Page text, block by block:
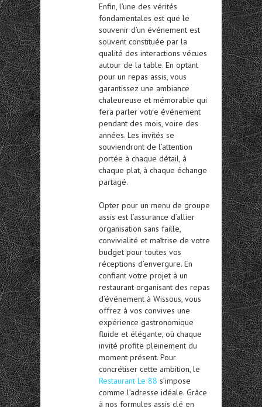
Enfin, l’une des vérités
fondamentales est que le
souvenir d’un événement est
souvent constituée par la
qualité des interactions vécues
autour de la table. En optant
pour un repas assis, vous
garantissez une ambiance
chaleureuse et mémorable qui
fera parler votre événement
pendant des mois, voire des
années. Les invités se
souviendront de l’attention
portée à chaque détail, à
chaque plat, à chaque échange
partagé.
Opter pour un menu de groupe
assis est l’assurance d’allier
organisation sans faille,
convivialité et maîtrise de votre
budget pour toutes vos
réceptions d’envergure. En
confiant votre projet à un
restaurant organisant des repas
d’événement à Wissous, vous
offrez à vos convives une
expérience gastronomique
fluide et élégante, où chaque
invité profite pleinement du
moment présent. Pour
concrétiser cette ambition, le
Restaurant Le 88 s’impose
comme l’adresse idéale. Grâce
à nos formules assis clé en